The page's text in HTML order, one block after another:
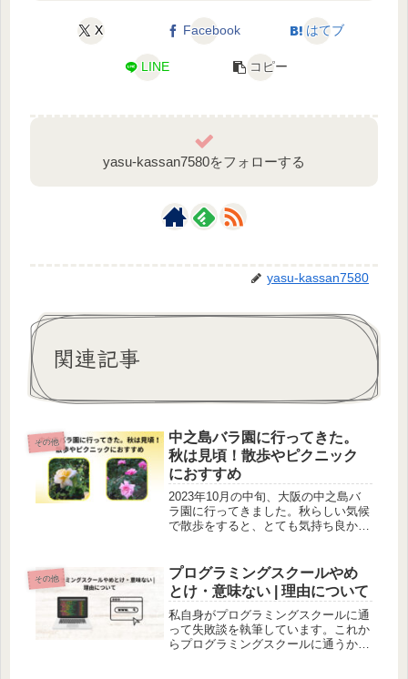
X Facebook はてブ
LINE コピー
yasu-kassan7580をフォローする
yasu-kassan7580
関連記事
その他
中之島バラ園に行ってきた。
秋は見頃！散歩やピクニック
におすすめ
2023年10月の中旬、大阪の中之島バ
ラ園に行ってきました。秋らしい気候
で散歩をすると、とても気持ち良かっ
その他
プログラミングスクールやめ
とけ・意味ない | 理由について
私自身がプログラミングスクールに通
って失敗談を執筆しています。これか
らプログラミングスクールに通うか迷